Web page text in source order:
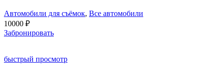
Автомобили для съёмок, Все автомобили
10000 ₽
Забронировать
быстрый просмотр